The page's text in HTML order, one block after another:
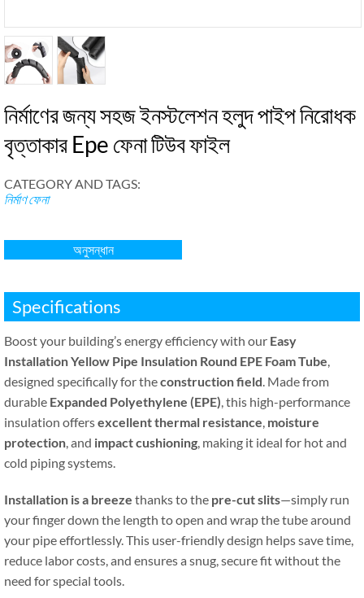
নির্মাণের জন্য সহজ ইনস্টলেশন হলুদ পাইপ নিরোধক
বৃত্তাকার Epe ফেনা টিউব ফাইল
CATEGORY AND TAGS:
নির্মাণ ফেনা
অনুসন্ধান
Specifications
Boost your building’s energy efficiency with our Easy
Installation Yellow Pipe Insulation Round EPE Foam Tube,
designed specifically for theconstruction field. Made from
durable Expanded Polyethylene (EPE),this high-performance
insulation offersexcellent thermal resistance, moisture
protection,and impact cushioning, making it ideal for hot and
cold piping systems.
Installation is a breeze thanks to the pre-cut slits—simply run
your finger down the length to open and wrap the tube around
your pipe effortlessly.This user-friendly design helps save time,
reduce labor costs,and ensures a snug,secure fit without the
need for special tools.